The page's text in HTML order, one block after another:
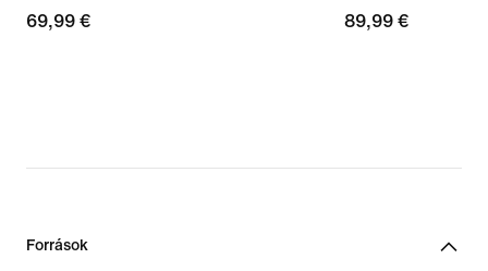
69,99
69,99 €
89,99
89,99 €
Források